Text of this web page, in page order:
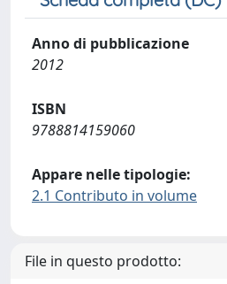
Anno di pubblicazione
2012
ISBN
9788814159060
Appare nelle tipologie:
2.1 Contributo in volume
File in questo prodotto: